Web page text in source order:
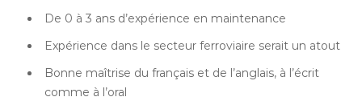
De 0 à 3 ans d’expérience en maintenance
Expérience dans le secteur ferroviaire serait un atout
Bonne maîtrise du français et de l’anglais, à l’écrit
comme à l’oral